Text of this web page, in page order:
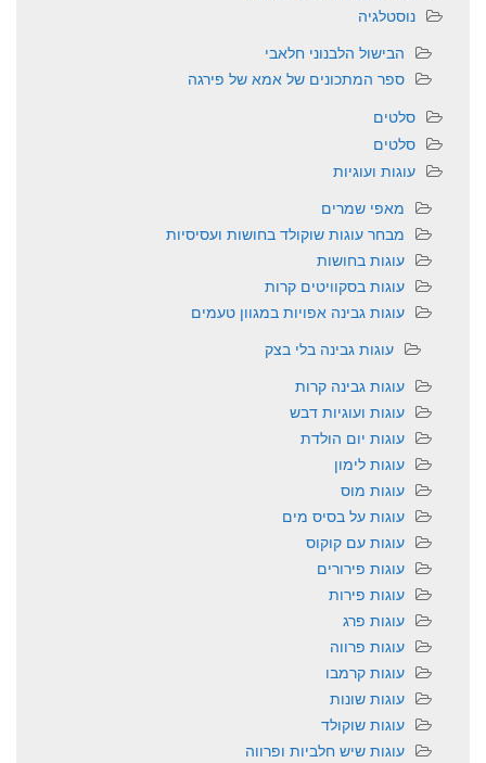
נוסטלגיה
הבישול הלבנוני חלאבי
ספר המתכונים של אמא של פירגה
סלטים
סלטים
עוגות ועוגיות
מאפי שמרים
מבחר עוגות שוקולד בחושות ועסיסיות
עוגות בחושות
עוגות בסקוויטים קרות
עוגות גבינה אפויות במגוון טעמים
עוגות גבינה בלי בצק
עוגות גבינה קרות
עוגות ועוגיות דבש
עוגות יום הולדת
עוגות לימון
עוגות מוס
עוגות על בסיס מים
עוגות עם קוקוס
עוגות פירורים
עוגות פירות
עוגות פרג
עוגות פרווה
עוגות קרמבו
עוגות שונות
עוגות שוקולד
עוגות שיש חלביות ופרווה